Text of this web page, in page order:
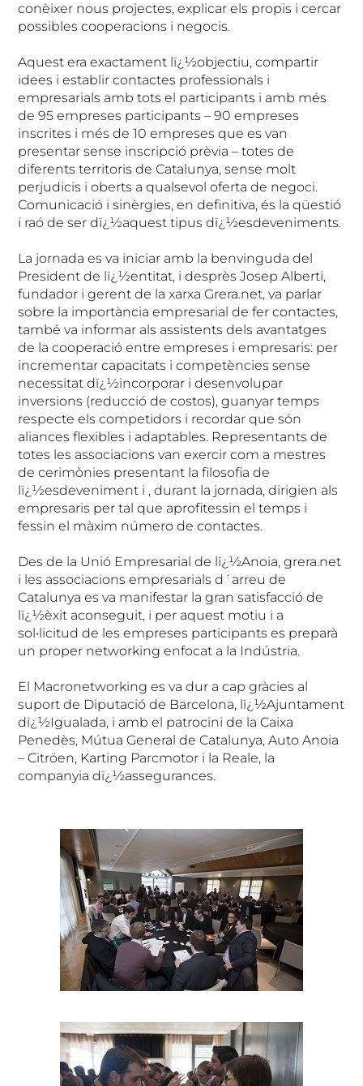
conèixer nous projectes, explicar els propis i cercar
possibles cooperacions i negocis.
Aquest era exactament lï¿½objectiu, compartir
idees i establir contactes professionals i
empresarials amb tots el participants i amb més
de 95 empreses participants – 90 empreses
inscrites i més de 10 empreses que es van
presentar sense inscripció prèvia – totes de
diferents territoris de Catalunya, sense molt
perjudicis i oberts a qualsevol oferta de negoci.
Comunicació i sinèrgies, en definitiva, és la qüestió
i raó de ser dï¿½aquest tipus dï¿½esdeveniments.
La jornada es va iniciar amb la benvinguda del
President de lï¿½entitat, i desprès Josep Alberti,
fundador i gerent de la xarxa Grera.net, va parlar
sobre la importància empresarial de fer contactes,
també va informar als assistents dels avantatges
de la cooperació entre empreses i empresaris: per
incrementar capacitats i competències sense
necessitat dï¿½incorporar i desenvolupar
inversions (reducció de costos), guanyar temps
respecte els competidors i recordar que són
aliances flexibles i adaptables. Representants de
totes les associacions van exercir com a mestres
de cerimònies presentant la filosofia de
lï¿½esdeveniment i , durant la jornada, dirigien als
empresaris per tal que aprofitessin el temps i
fessin el màxim número de contactes.
Des de la Unió Empresarial de lï¿½Anoia, grera.net
i les associacions empresarials d´arreu de
Catalunya es va manifestar la gran satisfacció de
lï¿½èxit aconseguit, i per aquest motiu i a
sol•licitud de les empreses participants es preparà
un proper networking enfocat a la Indústria.
El Macronetworking es va dur a cap gràcies al
suport de Diputació de Barcelona, lï¿½Ajuntament
dï¿½Igualada, i amb el patrocini de la Caixa
Penedès, Mútua General de Catalunya, Auto Anoia
– Citröen, Karting Parcmotor i la Reale, la
companyia dï¿½assegurances.